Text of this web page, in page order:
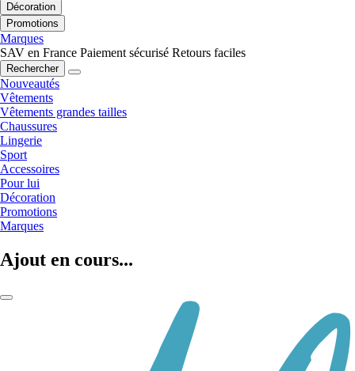
Décoration
Promotions
Marques
SAV en France Paiement sécurisé Retours faciles
Rechercher
Nouveautés
Vêtements
Vêtements grandes tailles
Chaussures
Lingerie
Sport
Accessoires
Pour lui
Décoration
Promotions
Marques
Ajout en cours...